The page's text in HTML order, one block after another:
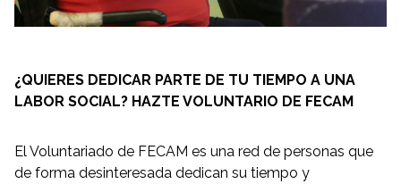
¿QUIERES DEDICAR PARTE DE TU TIEMPO A UNA
LABOR SOCIAL? HAZTE VOLUNTARIO DE FECAM
El Voluntariado de FECAM es una red de personas que
de forma desinteresada dedican su tiempo y